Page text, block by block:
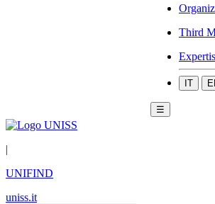
Third
IT
☰
|
UNIFIND
uniss.it